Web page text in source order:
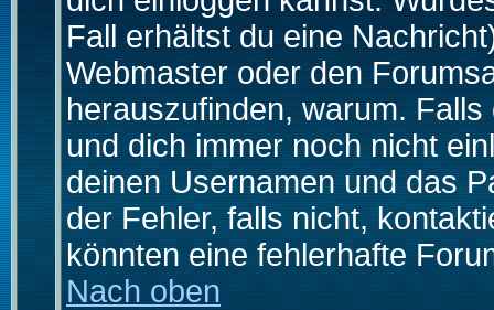
Fall erhältst du eine
Webmaster oder den
herauszufinden, warum.
und dich immer noch nicht
deinen Usernamen und das
der Fehler, falls nicht,
könnten eine fehlerhafte
Nach oben